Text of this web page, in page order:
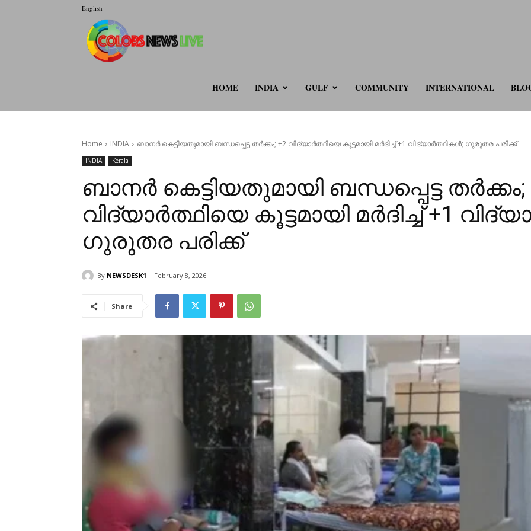
English
HOME INDIA GULF COMMUNITY INTERNATIONAL
Home INDIA ബാനർ കെട്ടിയതുമായി ബന്ധപ്പെട്ട തർക്കം; +2 വിദ്യാർത്ഥിയെ കൂട്ടമായി മർദിച്ച് +1 വിദ്യാർത്ഥികൾ; ഗുരുതര പരിക്ക്
INDIA Kerala
ബാനർ കെട്ടിയതുമായി ബന്ധപ്പെട്ട തർക്കം;
വിദ്യാർത്ഥിയെ കൂട്ടമായി മർദിച്ച് +1
ഗുരുതര പരിക്ക്
By NEWSDESK1 February 8, 2026
Share